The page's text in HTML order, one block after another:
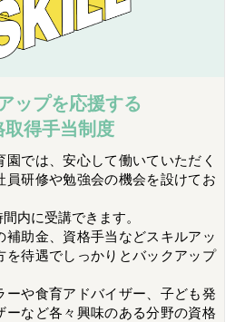
ップを応援する
取得手当制度
では、安心して働いていただく
員研修や勉強会の機会を設けてお
内に受講できます。
補助金、資格手当などスキルアッ
を待遇でしっかりとバックアップ
ーや食育アドバイザー、子ども発
ーなど各々興味のある分野の資格